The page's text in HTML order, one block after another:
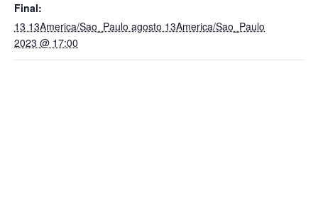
Final:
13 13America/Sao_Paulo agosto 13America/Sao_Paulo
2023 @ 17:00